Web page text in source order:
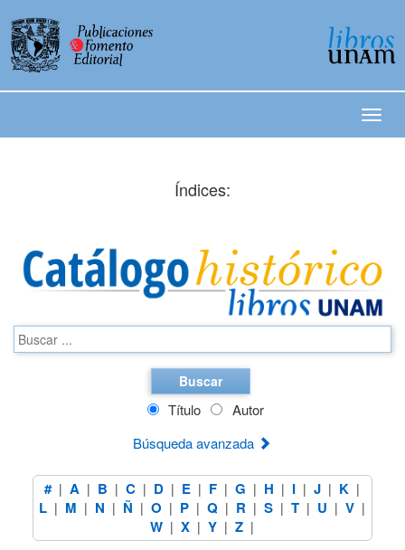
Índices:
Buscar
Título
Autor
Búsqueda avanzada
# | A | B | C | D | E | F | G | H | I | J | K |
L | M | N | Ñ | O | P | Q | R | S | T | U | V |
W | X | Y | Z |